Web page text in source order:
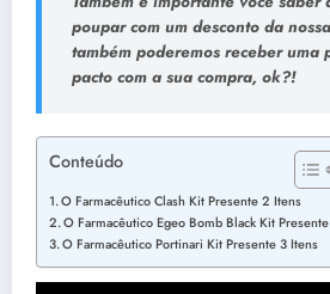
poupar com um desconto da
também poderemos receber uma
pacto com a sua compra, ok?!
Conteúdo
O Farmacêutico Clash Kit Presente 2 Itens
O Farmacêutico Egeo Bomb Black Kit Presente
O Farmacêutico Portinari Kit Presente 3 Itens